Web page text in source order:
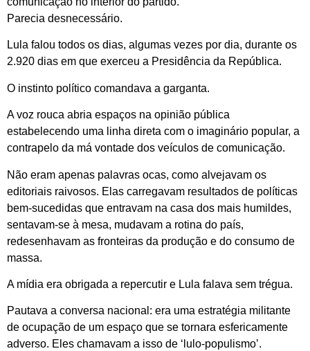
Parecia desnecessário.
Lula falou todos os dias, algumas vezes por dia, durante os
2.920 dias em que exerceu a Presidência da República.
O instinto político comandava a garganta.
A voz rouca abria espaços na opinião pública
estabelecendo uma linha direta com o imaginário popular, a
contrapelo da má vontade dos veículos de comunicação.
Não eram apenas palavras ocas, como alvejavam os
editoriais raivosos. Elas carregavam resultados de políticas
bem-sucedidas que entravam na casa dos mais humildes,
sentavam-se à mesa, mudavam a rotina do país,
redesenhavam as fronteiras da produção e do consumo de
massa.
A mídia era obrigada a repercutir e Lula falava sem trégua.
Pautava a conversa nacional: era uma estratégia militante
de ocupação de um espaço que se tornara esfericamente
adverso. Eles chamavam a isso de ‘lulo-populismo’.